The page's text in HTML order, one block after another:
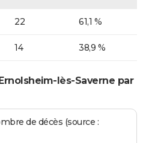
22 61,1 %
14 38,9 %
lès-Saverne par
de décès (source :